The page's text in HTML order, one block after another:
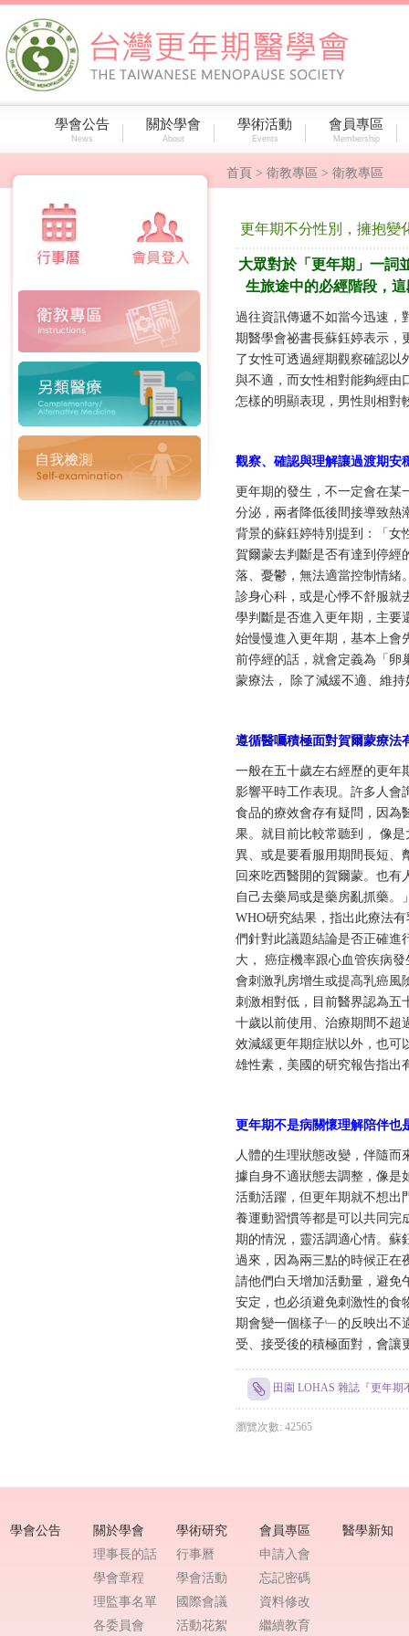
學會公告
News
關於學會
About
學術活動
Events
會員專區
Membership
首頁 > 衛教專區 > 衛教專區
更年期不分性別，擁抱變
大眾對於「更年期」一詞
生旅途中的必經階段，
過往資訊傳遞不如當今迅速，
期醫學會祕書長蘇鈺婷表示，
了女性可透過經期觀察確認以
與不適，而女性相對能夠經由
怎樣的明顯表現，男性則相對
觀察、確認與理解讓過渡期安
更年期的發生，不一定會在某
分泌，兩者降低後間接導致熱
背景的蘇鈺婷特別提到：「女
賀爾蒙去判斷是否有達到停經
落、憂鬱，無法適當控制情緒
診身心科，或是心悸不舒服就
學判斷是否進入更年期，主要
始慢慢進入更年期，基本上會
前停經的話，就會定義為「卵
蒙療法， 除了減緩不適、維
遵循醫囑積極面對賀爾蒙療法
一般在五十歲左右經歷的更年
影響平時工作表現。許多人會
食品的療效會存有疑問，因為
果。就目前比較常聽到， 像
異、或是要看服用期間長短、
回來吃西醫開的賀爾蒙。也有
自己去藥局或是藥房亂抓藥。
WHO研究結果，指出此療法
們針對此議題結論是否正確進
大， 癌症機率跟心血管疾病
會刺激乳房增生或提高乳癌風
刺激相對低，目前醫界認為五
十歲以前使用、治療期間不超
效減緩更年期症狀以外，也可
雄性素，美國的研究報告指出
更年期不是病關懷理解陪伴也
人體的生理狀態改變，伴隨而
據自身不適狀態去調整，像是
活動活躍，但更年期就不想出
養運動習慣等都是可以共同完
期的情況，靈活調適心情。蘇
過來，因為兩三點的時候正在
請他們白天增加活動量，避免
安定，也必須避免刺激性的食
期會變一個樣子﹂的反映出不
受、接受後的積極面對，會讓
田園 LOHAS 雜誌『更年
瀏覽次數: 42565
學會公告
關於學會
理事長的話
學會章程
理監事名單
各委員會
學術研究
行事曆
學會活動
國際會議
活動花絮
會員專區
申請入會
忘記密碼
資料修改
繼續教育
醫學新知